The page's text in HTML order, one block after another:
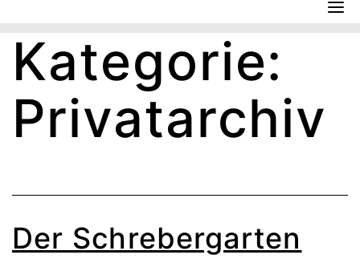
Kategorie:
Privatarchiv
Der Schrebergarten